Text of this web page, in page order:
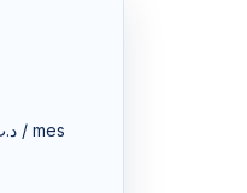
د.ت.‏ / mes